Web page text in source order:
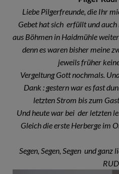
Liebe Pilgerfreunde, die Ihr
Gebet hat sich erfüllt und
aus Böhmen in Haidmühle
denn es waren bisher meine
jeweils früher
Vergeltung Gott nochmals.
Dank : gestern war es fast
letzten Strom bis zum
Und heute war bei der letzten
Gleich die erste Herberge im
Segen, Segen, Segen und